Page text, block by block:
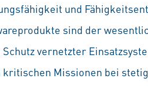
und
sind der
vernetzter
Missionen bei